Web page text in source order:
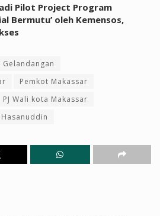
Pilot Project Program
Bermutu’ oleh Kemensos,
Gelandangan
Pemkot Makassar
PJ Wali kota Makassar